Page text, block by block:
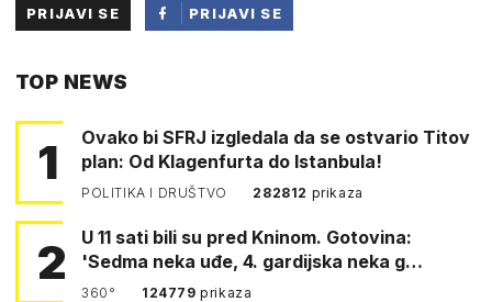
PRIJAVI SE
PRIJAVI SE
TOP NEWS
1
Ovako bi SFRJ izgledala da se ostvario Titov
plan: Od Klagenfurta do Istanbula!
POLITIKA I DRUŠTVO 282812 prikaza
2
U 11 sati bili su pred Kninom. Gotovina:
'Sedma neka uđe, 4. gardijska neka g…
360° 124779prikaza